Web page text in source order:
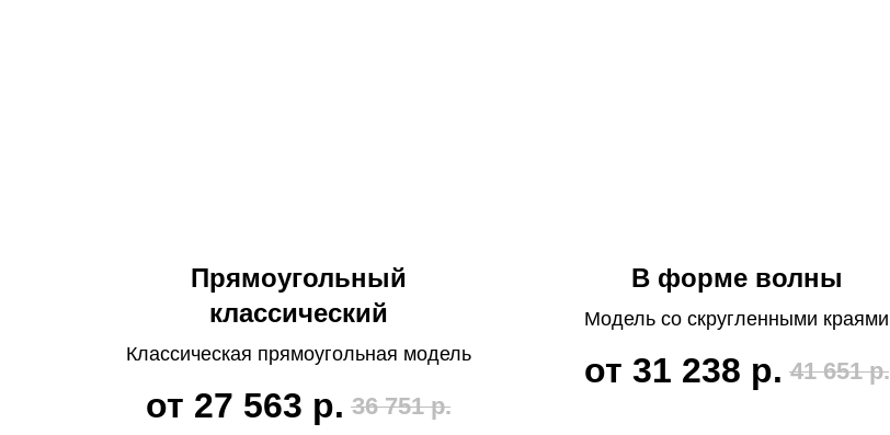
Прямоугольный
классический
Классическая прямоугольная модель
от 27 563 р. 36 751 р.
В форме волны
Модель со скругленными краями
от 31 238 р. 41 651 р.